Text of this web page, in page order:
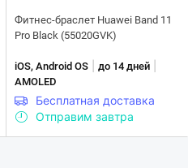
Фитнес-браслет Huawei Band 11
Pro Black (55020GVK)
iOS, Android OS до 14 дней
AMOLED
Бесплатная доставка
Отправим завтра